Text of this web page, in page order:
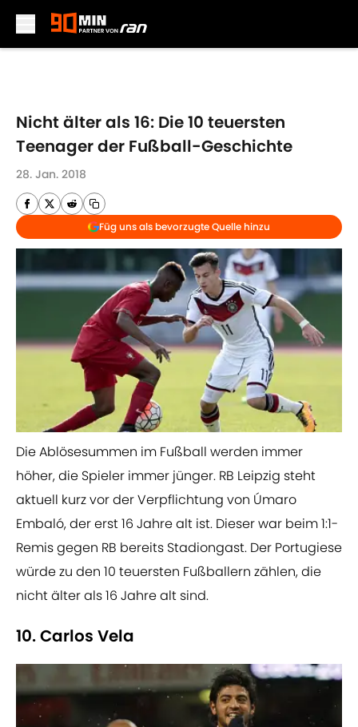
Nicht älter als 16: Die 10 teuersten
Teenager der Fußball-Geschichte
28. Jan. 2018
Füg uns als bevorzugte Quelle hinzu
Die Ablösesummen im Fußball werden immer
höher, die Spieler immer jünger. RB Leipzig steht
aktuell kurz vor der Verpflichtung von Úmaro
Embaló, der erst 16 Jahre alt ist. Dieser war beim 1:1-
Remis gegen RB bereits Stadiongast. Der Portugiese
würde zu den 10 teuersten Fußballern zählen, die
nicht älter als 16 Jahre alt sind.
10. Carlos Vela